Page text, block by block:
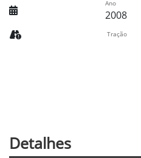
Ano
2008
Tração
Detalhes